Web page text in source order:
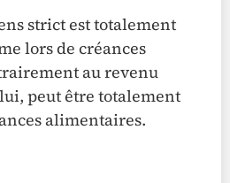
strict est totalement
lors de créances
au revenu
peut être totalement
alimentaires.